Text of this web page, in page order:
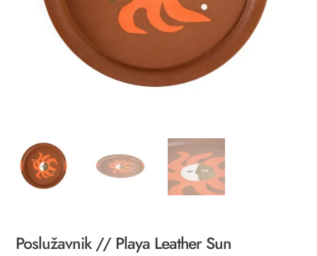
Poslužavnik // Playa Leather Sun